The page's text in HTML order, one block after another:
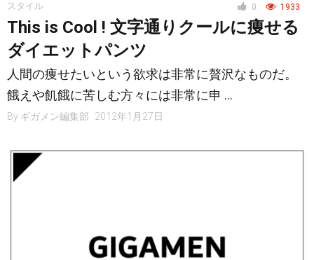
0 1933
スタイル
This is Cool ! 文字通りクールに痩せる
ダイエットパンツ
人間の痩せたいという欲求は非常に贅沢なものだ。
餓えや飢餓に苦しむ方々には非常に申 …
By ギガメン編集部 2012年1月27日